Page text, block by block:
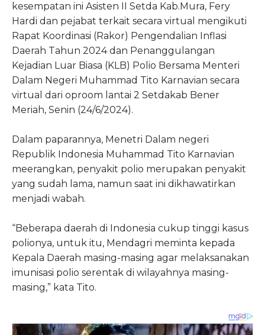
kesempatan ini Asisten II Setda Kab.Mura, Fery
Hardi dan pejabat terkait secara virtual mengikuti
Rapat Koordinasi (Rakor) Pengendalian Inflasi
Daerah Tahun 2024 dan Penanggulangan
Kejadian Luar Biasa (KLB) Polio Bersama Menteri
Dalam Negeri Muhammad Tito Karnavian secara
virtual dari oproom lantai 2 Setdakab Bener
Meriah, Senin (24/6/2024).
Dalam paparannya, Menetri Dalam negeri
Republik Indonesia Muhammad Tito Karnavian
meerangkan, penyakit polio merupakan penyakit
yang sudah lama, namun saat ini dikhawatirkan
menjadi wabah.
“Beberapa daerah di Indonesia cukup tinggi kasus
polionya, untuk itu, Mendagri meminta kepada
Kepala Daerah masing-masing agar melaksanakan
imunisasi polio serentak di wilayahnya masing-
masing,” kata Tito.